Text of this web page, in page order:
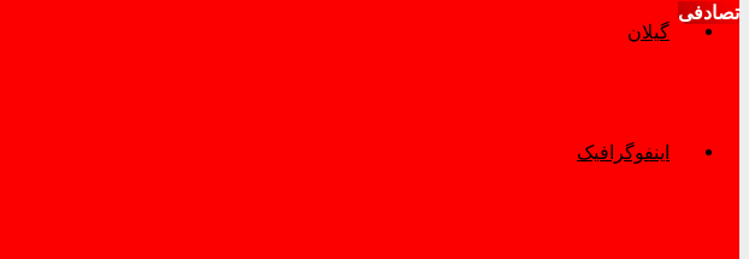
گیلان
اینفوگرافیک
تصادفی